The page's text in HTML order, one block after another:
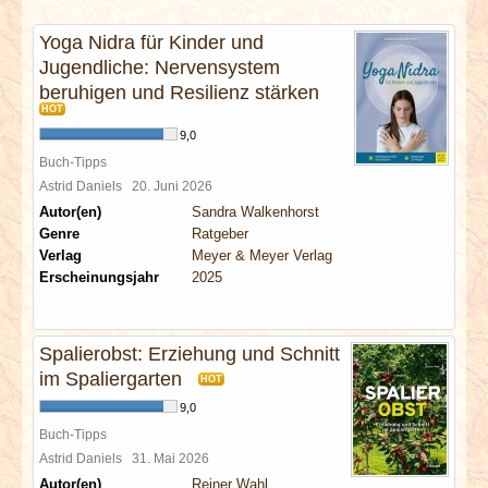
SPECIALS
REDAKTION
LINKS
ARCHIV
Yoga Nidra für Kinder und
Jugendliche: Nervensystem
beruhigen und Resilienz stärken
HOT
9,0
Buch-Tipps
Astrid Daniels 20. Juni 2026
Autor(en)
Sandra Walkenhorst
Genre
Ratgeber
Verlag
Meyer & Meyer Verlag
Erscheinungsjahr
2025
Spalierobst: Erziehung und Schnitt
im Spaliergarten
HOT
9,0
Buch-Tipps
Astrid Daniels 31. Mai 2026
Autor(en) Reiner Wahl